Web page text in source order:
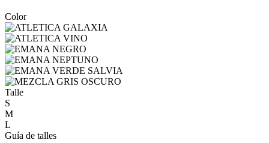
Color
Talle
S
M
L
Guía de talles